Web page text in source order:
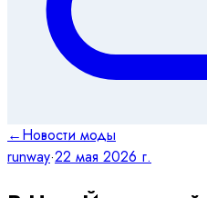
←Новости моды
runway·22 мая 2026 г.